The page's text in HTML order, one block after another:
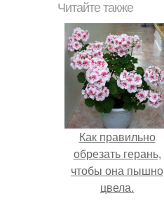
Читайте также
Как правильно
обрезать герань,
чтобы она пышно
цвела.